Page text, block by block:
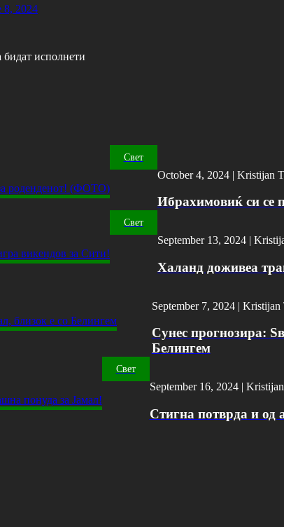
8, 2024
исполнети
Свет
October 4, 2024 | Kristijan
Ибрахимовиќ си се
Свет
September 13, 2024 |
Халанд доживеа
September 7, 2024 | Kristijan
Сунес прогнозира:
Белингем
Свет
September 16, 2024 |
Стигна потврда и од